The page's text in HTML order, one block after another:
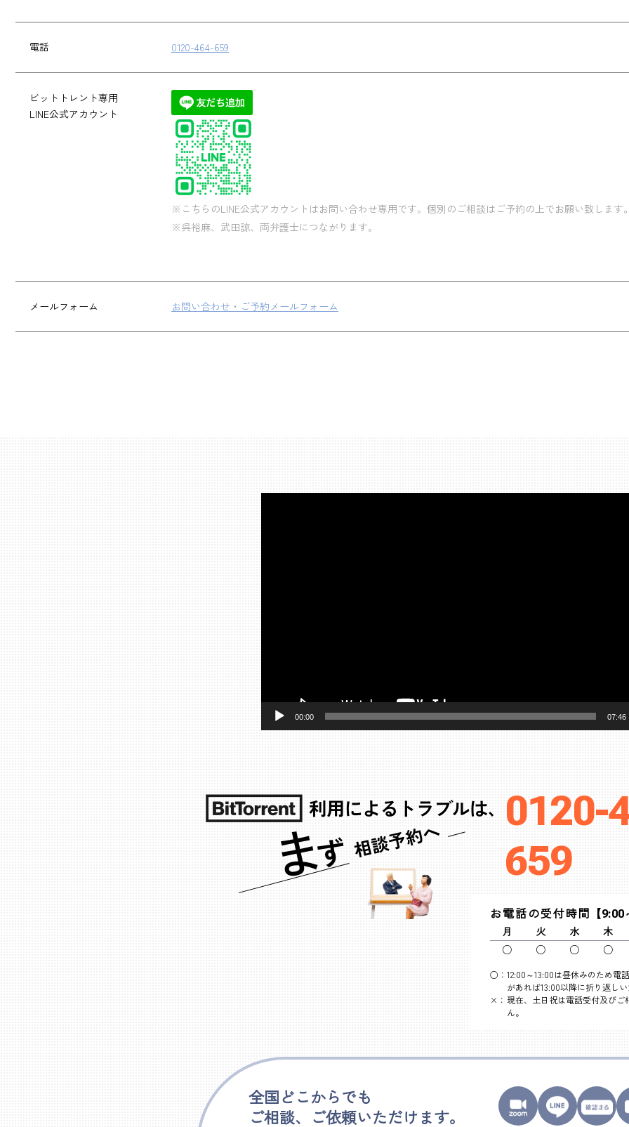
電話 0120-464-659
ビットトレント専用
LINE公式アカウント
※こちらのLINE公式アカウントはお問い合わせ専用です。個別のご相談はご予約の上でお願い致します
※呉裕麻、武田諒、両弁護士につながります。
メールフォーム お問い合わせ・ご予約メールフォーム
00:00 07:46
0120-
659
お電話の受付時間 【
月 火 水
木
○
○ ○ ○
○： 12:00～13:00は昼休みのため電
があれば13:00以降に折り返し
×： 現在、土日祝は電話受付及びご
ん。
全国どこからでも
ご相談、ご依頼いただけます。